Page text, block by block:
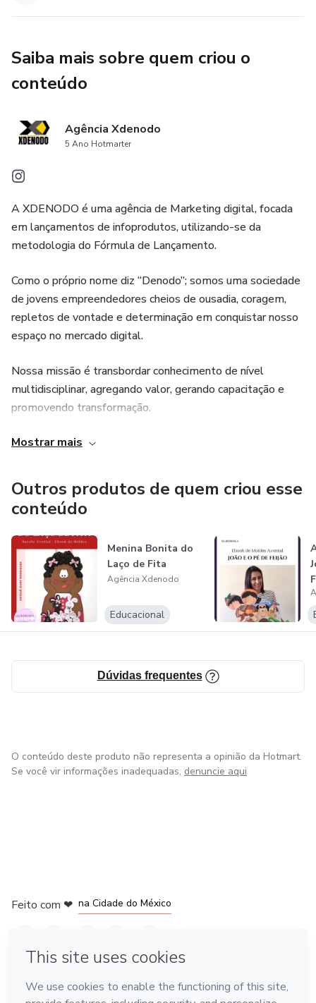
Saiba mais sobre quem criou o
conteúdo
Agência Xdenodo
5 Ano Hotmarter
A XDENODO é uma agência de Marketing digital, focada
em lançamentos de infoprodutos, utilizando-se da
metodologia do Fórmula de Lançamento.
Como o próprio nome diz “Denodo”; somos uma sociedade
de jovens empreendedores cheios de ousadia, coragem,
repletos de vontade e determinação em conquistar nosso
espaço no mercado digital.
Nossa missão é transbordar conhecimento de nível
multidisciplinar, agregando valor, gerando capacitação e
promovendo transformação.
Nosso objetivo é construir parcerias com
em levar conhecimento ao mundo, partilhando suas
vivências e habilidades.
Mostrar mais
Outros produtos de quem criou esse
conteúdo
Menina Bonita do
Laço de Fita
Agência Xdenodo
Educacional
Dúvidas frequentes
O conteúdo deste produto não representa a opinião da Hotmart.
Se você vir informações inadequadas, denuncie aqui
Feito com ❤ na Cidade do México
Conheça a Hotmart